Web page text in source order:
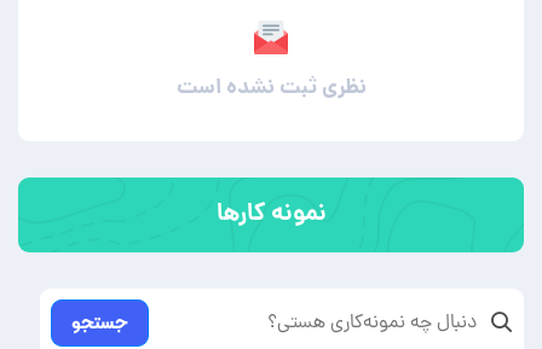
نظری ثبت نشده است
نمونه کارها
جستجو